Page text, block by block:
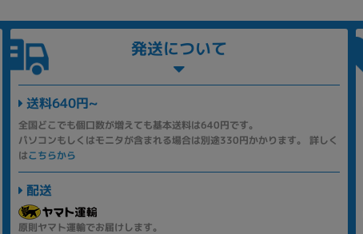
発送について
送料640円~
全国どこでも個口数が増えても基本送料は640円です。
パソコンもしくはモニタが含まれる場合は別途330円かかります。 詳しく
はこちらから
配送
原則ヤマト運輸でお届けします。